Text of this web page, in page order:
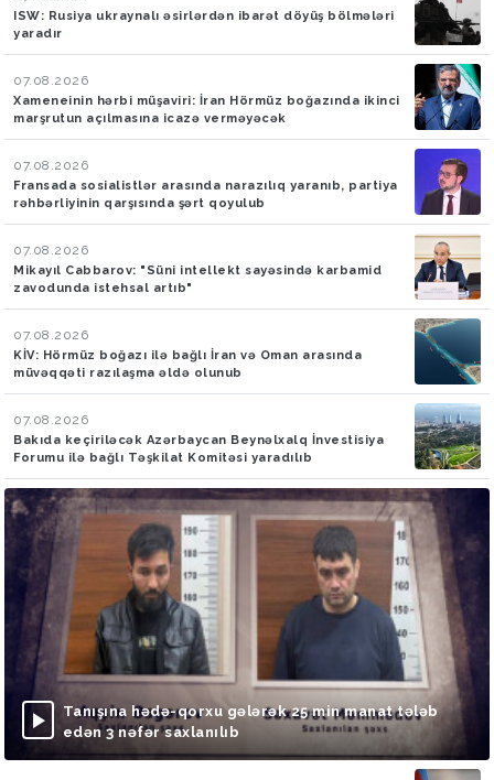
ISW: Rusiya ukraynalı əsirlərdən ibarət döyüş bölmələri
yaradır
07.08.2026
Xameneinin hərbi müşaviri: İran Hörmüz boğazında ikinci
marşrutun açılmasına icazə verməyəcək
07.08.2026
Fransada sosialistlər arasında narazılıq yaranıb, partiya
rəhbərliyinin qarşısında şərt qoyulub
07.08.2026
Mikayıl Cabbarov: "Süni intellekt sayəsində karbamid
zavodunda istehsal artıb"
07.08.2026
KİV: Hörmüz boğazı ilə bağlı İran və Oman arasında
müvəqqəti razılaşma əldə olunub
07.08.2026
Bakıda keçiriləcək Azərbaycan Beynəlxalq İnvestisiya
Forumu ilə bağlı Təşkilat Komitəsi yaradılıb
Tanışına hədə-qorxu gələrək 25 min manat tələb
edən 3 nəfər saxlanılıb